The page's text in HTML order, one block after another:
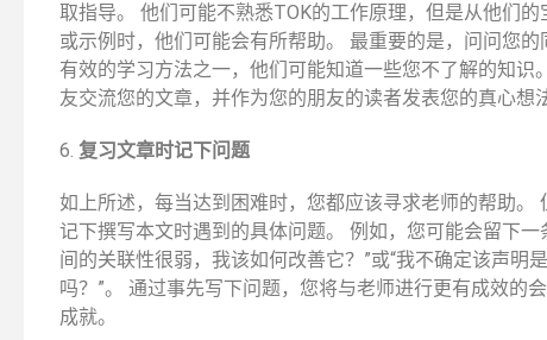
取指导。 他们可能不熟悉TOK的工作原理，但是从他们
或示例时，他们可能会有所帮助。 最重要的是，问问您
有效的学习方法之一，他们可能知道一些您不了解的知识
友交流您的文章，并作为您的朋友的读者发表您的真心想
6. 复习文章时记下问题
如上所述，每当达到困难时，您都应该寻求老师的帮助。
记下撰写本文时遇到的具体问题。 例如，您可能会留下一
间的关联性很弱，我该如何改善它？”或“我不确定该声明
吗？”。 通过事先写下问题，您将与老师进行更有成效的
成就。